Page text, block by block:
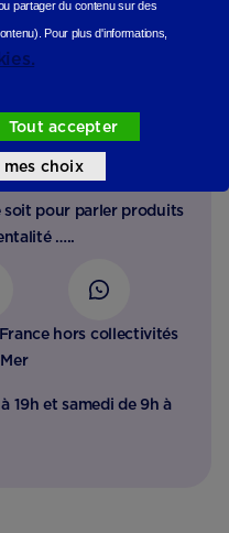
?
enfance est à votre
pour parler produits
…..
hors collectivités
19h et samedi de 9h à
partager du contenu sur des
Pour plus d'informations,
Tout accepter
mes choix